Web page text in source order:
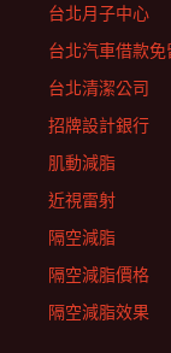
台北月子中心
台北汽車借款免
台北清潔公司
招牌設計銀行
肌動減脂
近視雷射
隔空減脂
隔空減脂價格
隔空減脂效果